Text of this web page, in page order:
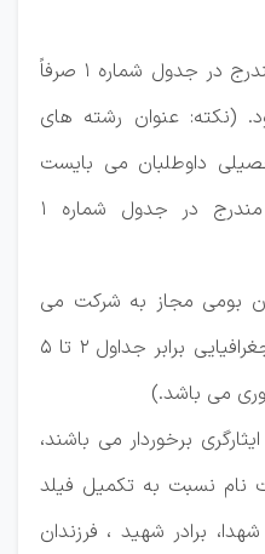
1 .دارندگان مدارک تحصیلی مندرج در جدول شماره 1 صرفاً
(نکته: عنوان رشته های
داوطلبان می بایست
دقیقاً با عنوان رشته های مندرج در جدول شماره 1
بومی مجاز به شرکت می
باشند. (منظور محدوده های جغرافیایی برابر جداول 2 تا 5
می باشد.)
برخوردار می باشند،
نام نسبت به تکمیل فیلد
برادر شهید ، فرزندان